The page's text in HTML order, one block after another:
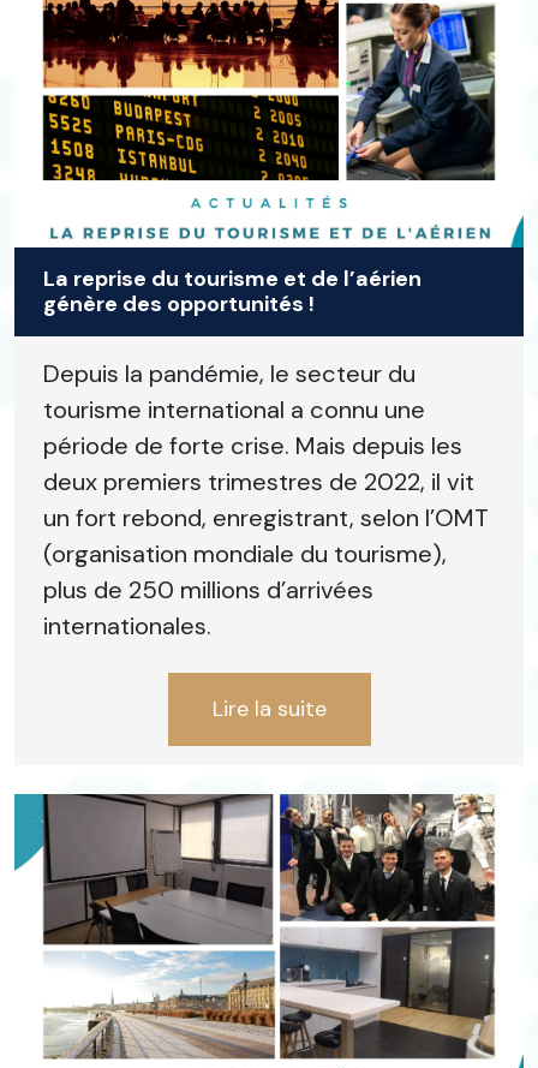
La reprise du tourisme et de l’aérien
génère des opportunités !
Depuis la pandémie, le secteur du
tourisme international a connu une
période de forte crise. Mais depuis les
deux premiers trimestres de 2022, il vit
un fort rebond, enregistrant, selon l’OMT
(organisation mondiale du tourisme),
plus de 250 millions d’arrivées
internationales.
Lire la suite